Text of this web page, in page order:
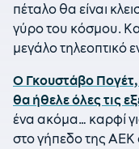
πέταλο θα είναι
γύρο του κόσμου.
μεγάλο τηλεοπτικό
Ο Γκουστάβο Πογέτ,
θα ήθελε όλες τις
ένα ακόμα… καρφί
στο γήπεδο της ΑΕΚ